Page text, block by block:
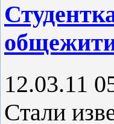
12.03.11
Стали